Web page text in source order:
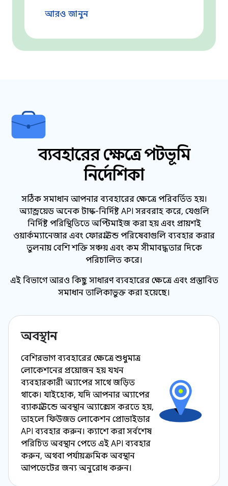
আরও জানুন
ব্যবহারের ক্ষেত্রে পটভূমি
নির্দেশিকা
সঠিক সমাধান আপনার ব্যবহারের ক্ষেত্রে পরিবর্তিত হয়।
অ্যান্ড্রয়েড অনেক টাস্ক-নির্দিষ্ট API সরবরাহ করে, যেগুলি
নির্দিষ্ট পরিস্থিতিতে অপ্টিমাইজ করা হয় এবং প্রায়শই
ওয়ার্কম্যানেজার এবং ফোরগ্রাউন্ড পরিষেবাগুলি ব্যবহার করার
তুলনায় বেশি শক্তি সঞ্চয় এবং কম সীমাবদ্ধতার দিকে
পরিচালিত করে।
এই বিভাগে আরও কিছু সাধারণ ব্যবহারের ক্ষেত্রে এবং প্রস্তাবিত
সমাধান তালিকাভুক্ত করা হয়েছে।
অবস্থান
বেশিরভাগ ব্যবহারের ক্ষেত্রে শুধুমাত্র
লোকেশনের প্রয়োজন হয় যখন
ব্যবহারকারী অ্যাপের সাথে জড়িত
থাকে। যাইহোক, যদি আপনার অ্যাপের
ব্যাকগ্রাউন্ডে অবস্থান অ্যাক্সেস করতে হয়,
তাহলে ফিউজড লোকেশন প্রোভাইডার
API ব্যবহার করুন। ক্যাশে করা সর্বশেষ
পরিচিত অবস্থান পেতে এই API ব্যবহার
করুন, অথবা পর্যায়ক্রমিক অবস্থান
আপডেটের জন্য অনুরোধ করুন।